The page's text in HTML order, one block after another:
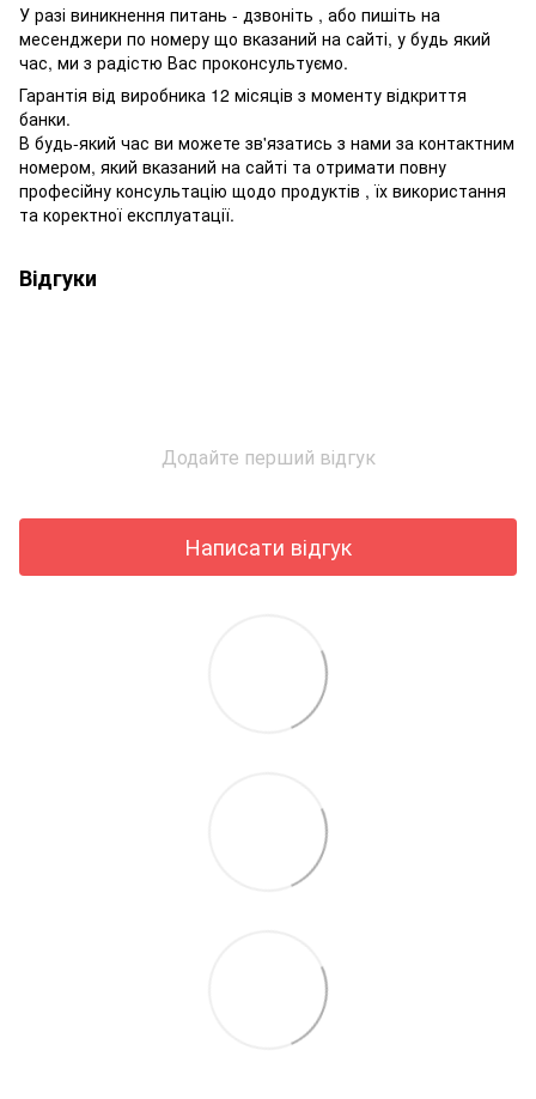
У разі виникнення питань - дзвоніть , або пишіть на
месенджери по номеру що вказаний на сайті, у будь який
час, ми з радістю Вас проконсультуємо.
Гарантія від виробника 12 місяців з моменту відкриття
банки.
В будь-який час ви можете зв'язатись з нами за контактним
номером, який вказаний на сайті та отримати повну
професійну консультацію щодо продуктів , їх використання
та коректної експлуатації.
Відгуки
Додайте перший відгук
Написати відгук